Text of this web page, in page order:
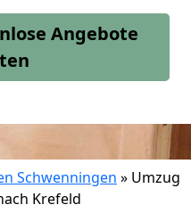
Angebote
Schwenningen » Umzug
Krefeld